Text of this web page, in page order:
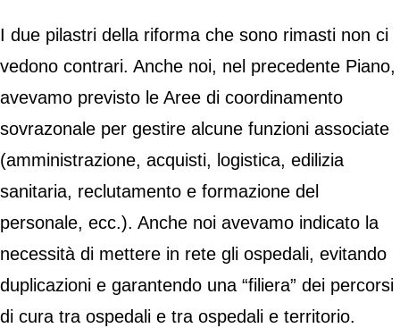
I due pilastri della riforma che sono rimasti non ci
vedono contrari. Anche noi, nel precedente Piano,
avevamo previsto le Aree di coordinamento
sovrazonale per gestire alcune funzioni associate
(amministrazione, acquisti, logistica, edilizia
sanitaria, reclutamento e formazione del
personale, ecc.). Anche noi avevamo indicato la
necessità di mettere in rete gli ospedali, evitando
duplicazioni e garantendo una “filiera” dei percorsi
di cura tra ospedali e tra ospedali e territorio.